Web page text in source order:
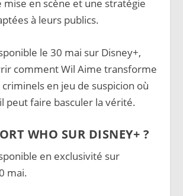
mise en scène et une stratégie
à leurs publics.
le 30 mai sur Disney+,
comment Wil Aime transforme
en jeu de suspicion où
peut faire basculer la vérité.
WHO SUR DISNEY+ ?
en exclusivité sur
mai.